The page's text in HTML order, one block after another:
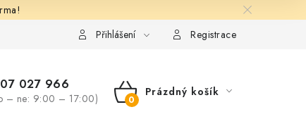
KontaktyPřihlášení Registrace
027 966
– ne: 9:00 – 17:00)
NÁKUPNÍ
Prázdný košík